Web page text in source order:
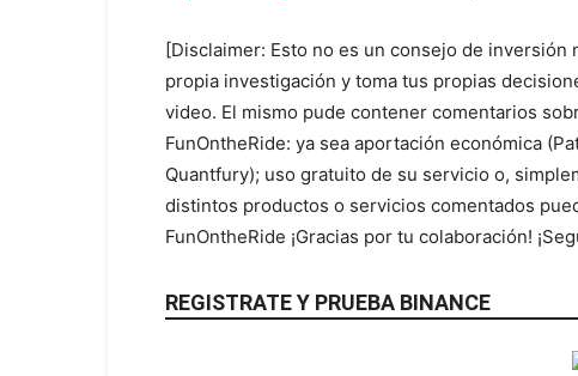
[Disclaimer: Esto no es un consejo de
propia investigación y toma tus propias
video. El mismo pude contener comentarios
FunOntheRide: ya sea aportación económica
Quantfury); uso gratuito de su servicio o,
distintos productos o servicios comentados
FunOntheRide ¡Gracias por tu colaboración!
REGISTRATE Y PRUEBA BINANCE